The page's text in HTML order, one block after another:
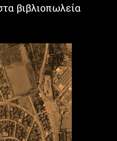
βιβλιοπωλεία